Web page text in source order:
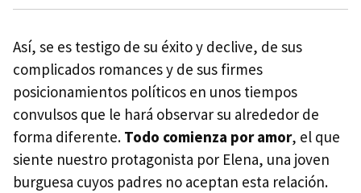
Así, se es testigo de su éxito y declive, de sus
complicados romances y de sus firmes
posicionamientos políticos en unos tiempos
convulsos que le hará observar su alrededor de
forma diferente. Todo comienza por amor, el que
siente nuestro protagonista por Elena, una joven
burguesa cuyos padres no aceptan esta relación.